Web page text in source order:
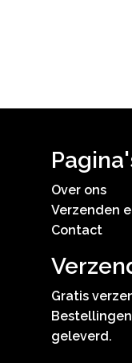
Over ons
Verzenden
Contact
Gratis
geleverd.